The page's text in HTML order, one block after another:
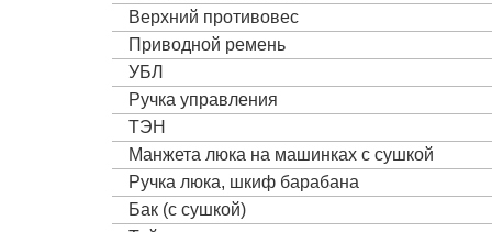
Верхний противовес
Приводной ремень
УБЛ
Ручка управления
ТЭН
Манжета люка на машинках с сушкой
Ручка люка, шкиф барабана
Бак (с сушкой)